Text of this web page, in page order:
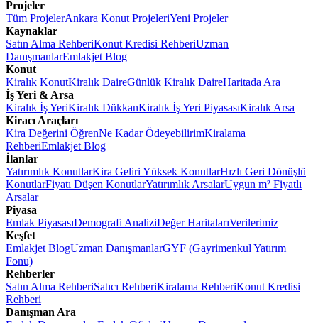
Projeler
Tüm ProjelerAnkara Konut ProjeleriYeni Projeler
Kaynaklar
Satın Alma RehberiKonut Kredisi RehberiUzman
DanışmanlarEmlakjet Blog
Konut
Kiralık KonutKiralık DaireGünlük Kiralık DaireHaritada Ara
İş Yeri & Arsa
Kiralık İş YeriKiralık DükkanKiralık İş Yeri PiyasasıKiralık Arsa
Kiracı Araçları
Kira Değerini ÖğrenNe Kadar ÖdeyebilirimKiralama
RehberiEmlakjet Blog
İlanlar
Yatırımlık KonutlarKira Geliri Yüksek KonutlarHızlı Geri Dönüşlü
KonutlarFiyatı Düşen KonutlarYatırımlık ArsalarUygun m² Fiyatlı
Arsalar
Piyasa
Emlak PiyasasıDemografi AnaliziDeğer HaritalarıVerilerimiz
Keşfet
Emlakjet BlogUzman DanışmanlarGYF (Gayrimenkul Yatırım
Fonu)
Rehberler
Satın Alma RehberiSatıcı RehberiKiralama RehberiKonut Kredisi
Rehberi
Danışman Ara